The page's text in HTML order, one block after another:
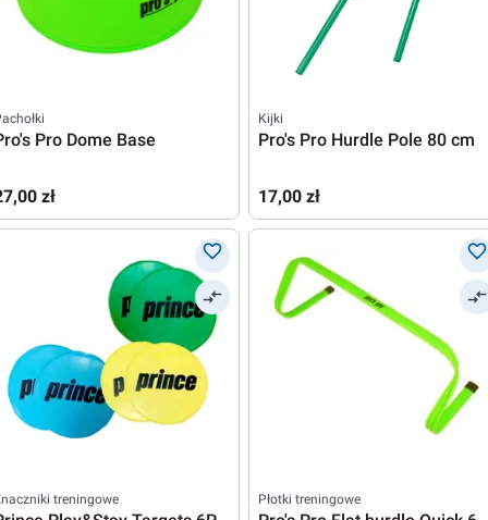
Pro Dome Base
zł
Kijki
Pro's Pro Hurdle Pole 80 cm
17,00 zł
treningowe Płotki treningowe